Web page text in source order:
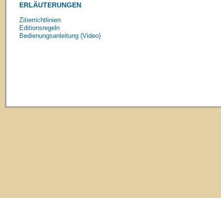
ERLÄUTERUNGEN
Zitierrichtlinien
Editionsregeln
Bedienungsanleitung (Video)